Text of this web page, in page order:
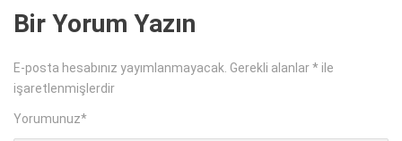
Bir Yorum Yazın
E-posta hesabınız yayımlanmayacak. Gerekli alanlar* ile
işaretlenmişlerdir
Yorumunuz*